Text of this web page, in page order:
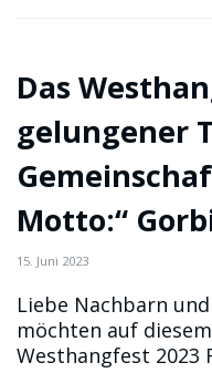
Das
gelungener
Motto:“
15. Juni 2023
Liebe Nachbarn
möchten auf
Westhangfest 2023